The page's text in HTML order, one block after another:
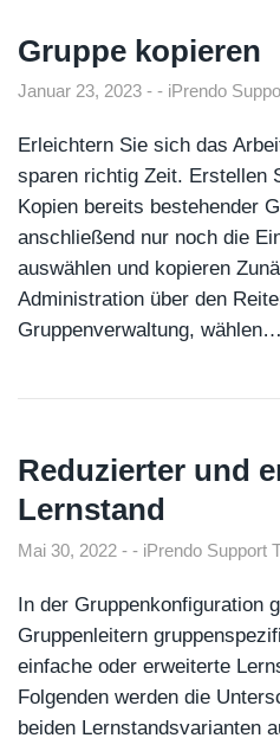
Gruppe kopieren
Januar 23, 2023 iPrendo
Erleichtern Sie sich das
sparen richtig Zeit. Erstellen
Kopien bereits bestehender
anschließend nur noch die
auswählen und kopieren
Administration über den
Gruppenverwaltung, wählen…
Reduzierter und
Lernstand
Mai 30, 2022 iPrendo Support
In der Gruppenkonfiguration
Gruppenleitern
einfache oder erweiterte
Folgenden werden die
beiden Lernstandsvarianten